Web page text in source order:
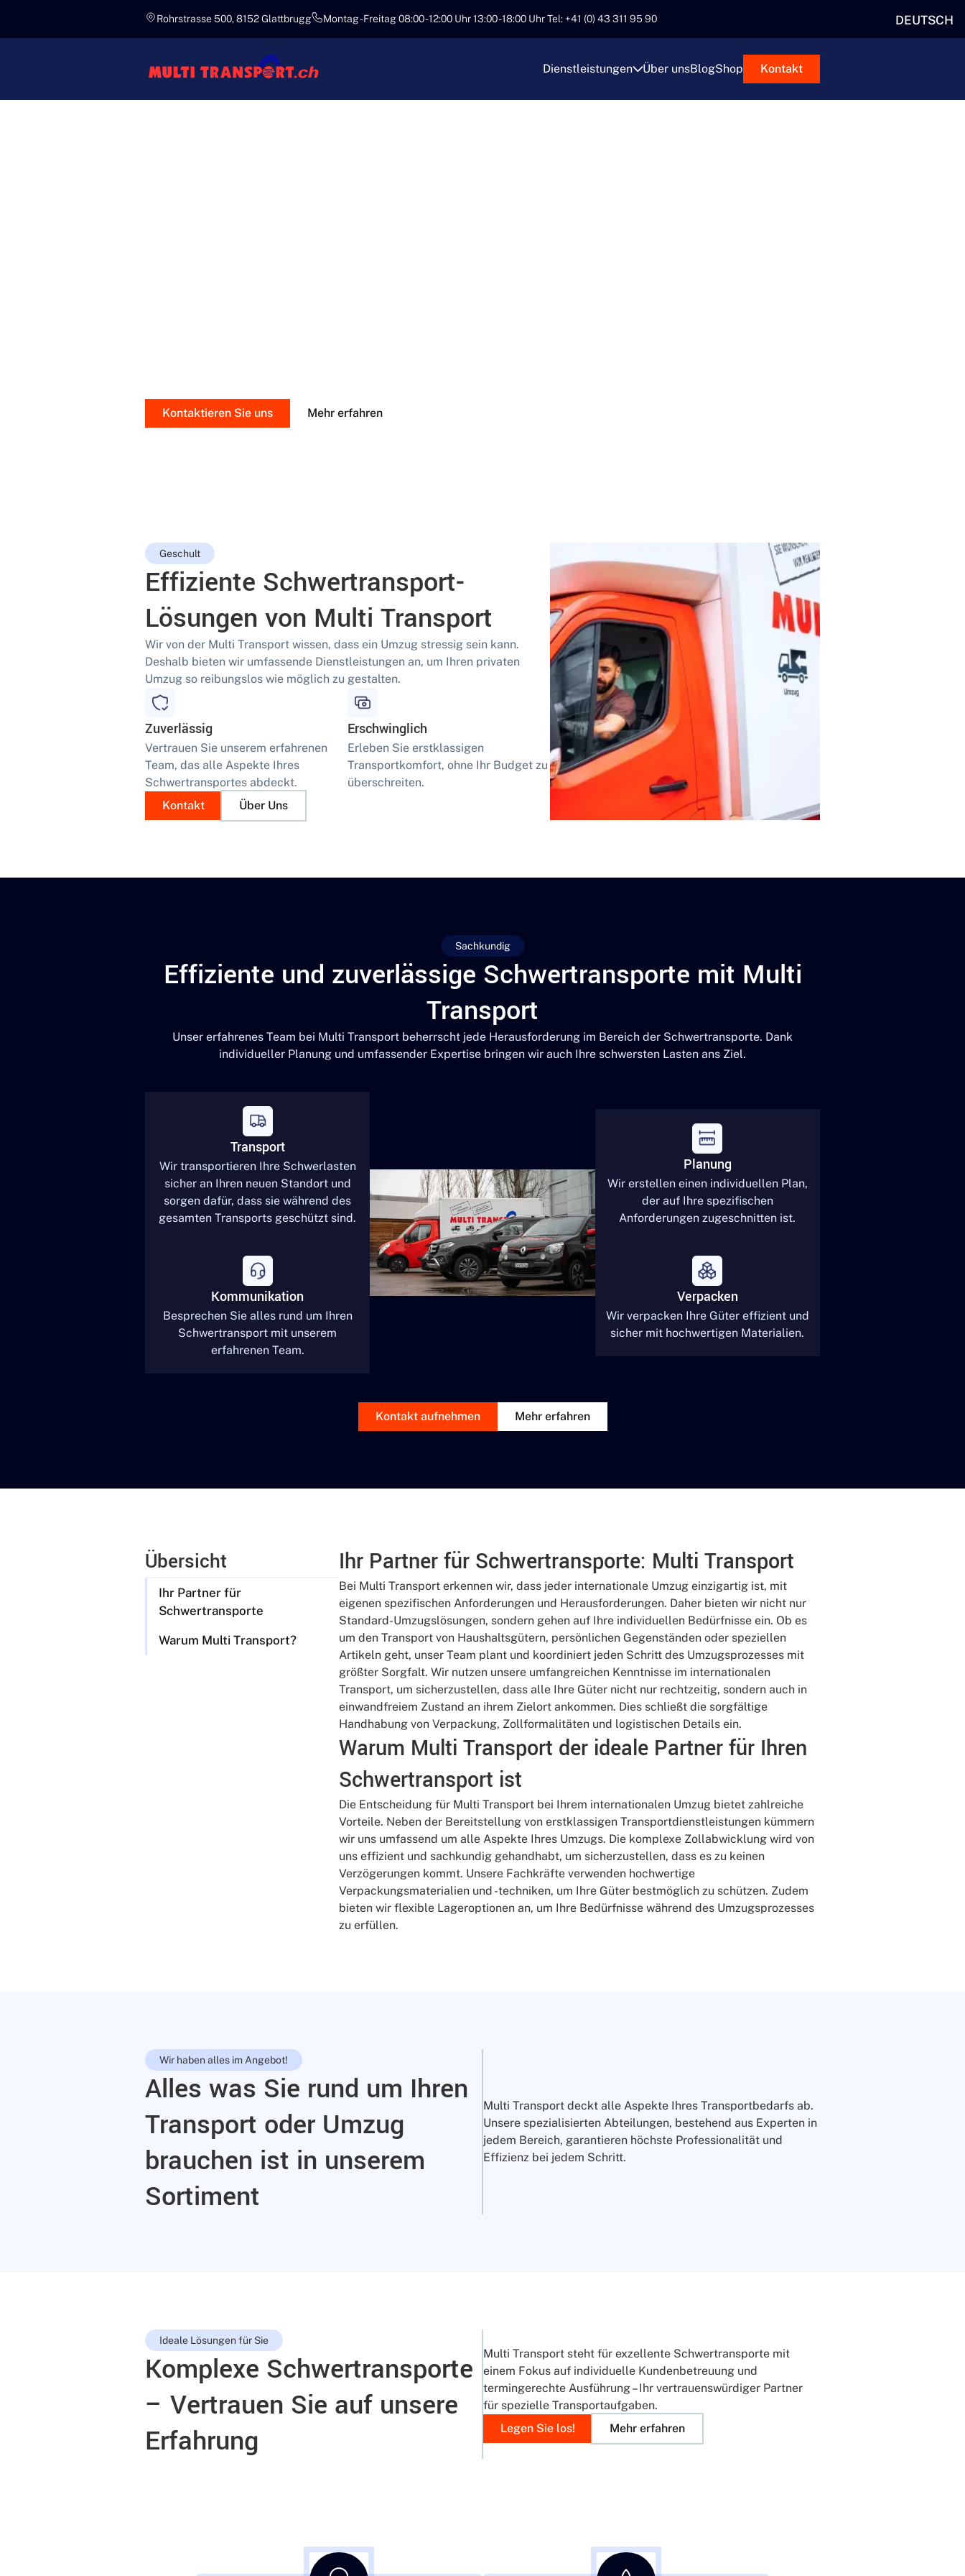
Rohrstrasse 500, 8152 Glattbrugg Montag - Freitag 08:00 - 12:00 Uhr 13:00 - 18:00 Uhr Tel: +41 (0) 43 311 95 90
Dienstleistungen Über unsBlogShop
DEUTSCH
Kontakt
Kontaktieren Sie uns Mehr erfahren
Geschult
Effiziente Schwertransport-
Lösungen von Multi Transport
Wir von der Multi Transport wissen, dass ein Umzug stressig sein kann.
Deshalb bieten wir umfassende Dienstleistungen an, um Ihren privaten
Umzug so reibungslos wie möglich zu gestalten.
Zuverlässig
Vertrauen Sie unserem erfahrenen
Team, das alle Aspekte Ihres
Schwertransportes abdeckt.
Erschwinglich
Erleben Sie erstklassigen
Transportkomfort, ohne Ihr Budget zu
überschreiten.
Kontakt
Über Uns
Sachkundig
Effiziente und zuverlässige Schwertransporte mit Multi
Transport
Unser erfahrenes Team bei Multi Transport beherrscht jede Herausforderung im Bereich der Schwertransporte. Dank
individueller Planung und umfassender Expertise bringen wir auch Ihre schwersten Lasten ans Ziel.
Transport
Wir transportieren Ihre Schwerlasten
sicher an Ihren neuen Standort und
sorgen dafür, dass sie während des
gesamten Transports geschützt sind.
Kommunikation
Besprechen Sie alles rund um Ihren
Schwertransport mit unserem
erfahrenen Team.
Planung
Wir erstellen einen individuellen Plan,
der auf Ihre spezifischen
Anforderungen zugeschnitten ist.
Verpacken
Wir verpacken Ihre Güter effizient und
sicher mit hochwertigen Materialien.
Kontakt aufnehmen Mehr erfahren
Übersicht
Ihr Partner für
Schwertransporte
Warum Multi Transport?
Ihr Partner für Schwertransporte: Multi Transport
Bei Multi Transport erkennen wir, dass jeder internationale Umzug einzigartig ist, mit
eigenen spezifischen Anforderungen und Herausforderungen. Daher bieten wir nicht nur
Standard-Umzugslösungen, sondern gehen auf Ihre individuellen Bedürfnisse ein. Ob es
um den Transport von Haushaltsgütern, persönlichen Gegenständen oder speziellen
Artikeln geht, unser Team plant und koordiniert jeden Schritt des Umzugsprozesses mit
größter Sorgfalt. Wir nutzen unsere umfangreichen Kenntnisse im internationalen
Transport, um sicherzustellen, dass alle Ihre Güter nicht nur rechtzeitig, sondern auch in
einwandfreiem Zustand an ihrem Zielort ankommen. Dies schließt die sorgfältige
Handhabung von Verpackung, Zollformalitäten und logistischen Details ein.
Warum Multi Transport der ideale Partner für Ihren
Schwertransport ist
Die Entscheidung für Multi Transport bei Ihrem internationalen Umzug bietet zahlreiche
Vorteile. Neben der Bereitstellung von erstklassigen Transportdienstleistungen kümmern
wir uns umfassend um alle Aspekte Ihres Umzugs. Die komplexe Zollabwicklung wird von
uns effizient und sachkundig gehandhabt, um sicherzustellen, dass es zu keinen
Verzögerungen kommt. Unsere Fachkräfte verwenden hochwertige
Verpackungsmaterialien und -techniken, um Ihre Güter bestmöglich zu schützen. Zudem
bieten wir flexible Lageroptionen an, um Ihre Bedürfnisse während des Umzugsprozesses
zu erfüllen.
Wir haben alles im Angebot!
Alles was Sie rund um Ihren
Transport oder Umzug
brauchen ist in unserem
Sortiment
Multi Transport deckt alle Aspekte Ihres Transportbedarfs ab.
Unsere spezialisierten Abteilungen, bestehend aus Experten in
jedem Bereich, garantieren höchste Professionalität und
Effizienz bei jedem Schritt.
Ideale Lösungen für Sie
Komplexe Schwertransporte
– Vertrauen Sie auf unsere
Erfahrung
Multi Transport steht für exzellente Schwertransporte mit
einem Fokus auf individuelle Kundenbetreuung und
termingerechte Ausführung – Ihr vertrauenswürdiger Partner
für spezielle Transportaufgaben.
Legen Sie los!
Mehr erfahren